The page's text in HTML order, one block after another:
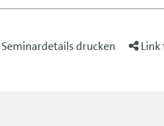
drucken Link